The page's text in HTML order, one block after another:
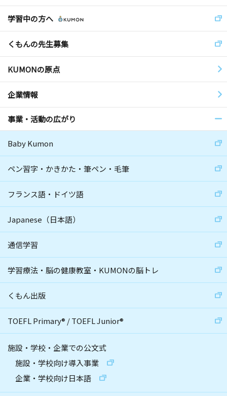
学習中の方へ
くもんの先生募集
KUMONの原点
企業情報
事業・活動の広がり
Baby Kumon
ペン習字・かきかた・筆ペン・毛筆
フランス語・ドイツ語
Japanese（日本語）
通信学習
学習療法・脳の健康教室・KUMONの脳トレ
くもん出版
TOEFL Primary® /TOEFL Junior®
施設・学校・企業での公文式
施設・学校向け導入事業
企業・学校向け日本語